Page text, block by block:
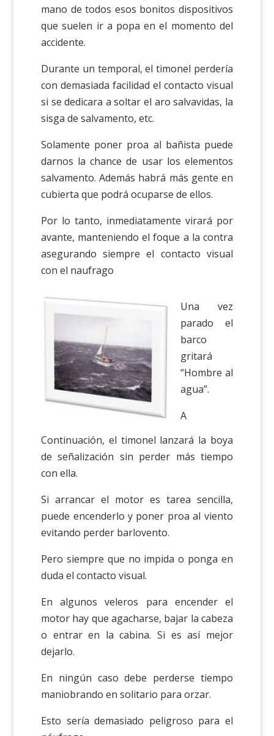
mano de todos esos bonitos dispositivos
que suelen ir a popa en el momento del
accidente.
Durante un temporal, el timonel perdería
con demasiada facilidad el contacto visual
si se dedicara a soltar el aro salvavidas, la
sisga de salvamento, etc.
Solamente poner proa al bañista puede
darnos la chance de usar los elementos
salvamento. Además habrá más gente en
cubierta que podrá ocuparse de ellos.
Por lo tanto, inmediatamente virará por
avante, manteniendo el foque a la contra
asegurando siempre el contacto visual
con el naufrago
Una vez
parado el
barco
gritará
“Hombre al
agua”.
A
Continuación, el timonel lanzará la boya
de señalización sin perder más tiempo
con ella.
Si arrancar el motor es tarea sencilla,
puede encenderlo y poner proa al viento
evitando perder barlovento.
Pero siempre que no impida o ponga en
duda el contacto visual.
En algunos veleros para encender el
motor hay que agacharse, bajar la cabeza
o entrar en la cabina. Si es así mejor
dejarlo.
En ningún caso debe perderse tiempo
maniobrando en solitario para orzar.
Esto sería demasiado peligroso para el